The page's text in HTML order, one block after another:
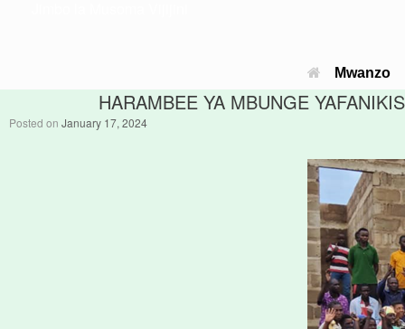
Mwanzo
HARAMBEE YA MBUNGE
Posted on January 17, 2024